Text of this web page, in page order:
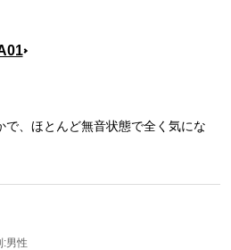
で、ほとんど無音状態で全く気にな
:男性